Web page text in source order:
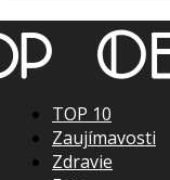
TOP 10
Zaujímavosti
Zdravie